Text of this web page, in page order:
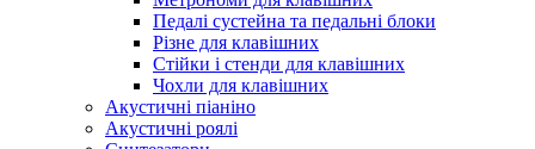
Педалі сустейна та педальні блоки
Різне для клавішних
Стійки і стенди для клавішних
Чохли для клавішних
Акустичні піаніно
Акустичні роялі